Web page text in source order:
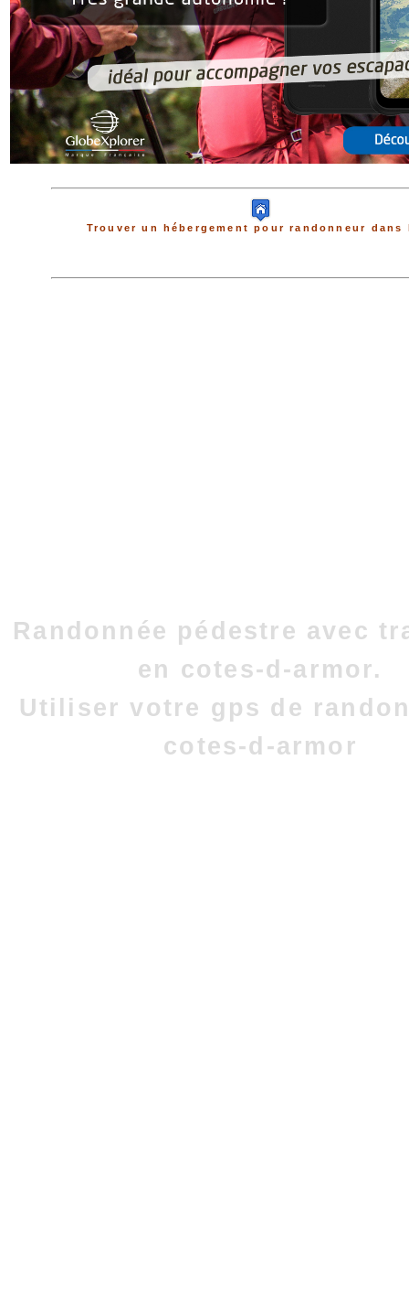
Trouver un hébergement pour randonneur dans
Randonnée pédestre avec
en cotes-d-armor.
Utiliser votre gps de
cotes-d-armor